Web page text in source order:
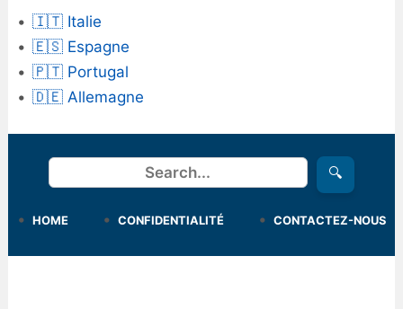
🇮🇹 Italie
🇪🇸 Espagne
🇵🇹 Portugal
🇩🇪 Allemagne
Rechercher 🔍
HOME CONFIDENTIALITÉ CONTACTEZ-NOUS